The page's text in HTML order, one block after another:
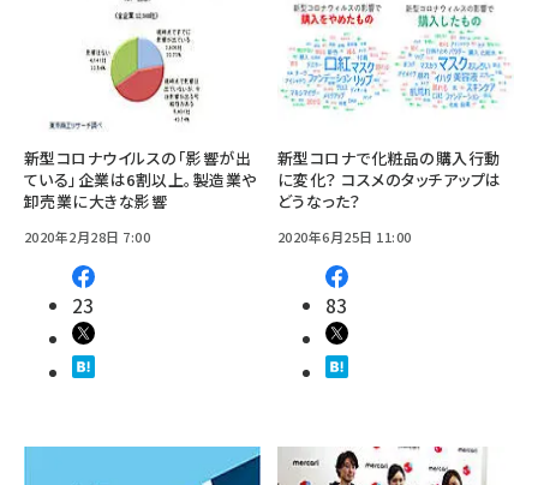
新型コロナウイルスの「影響が出
ている」企業は6割以上。製造業や
卸売業に大きな影響
2020年2月28日 7:00
23
新型コロナで化粧品の購入行動
に変化？ コスメのタッチアップは
どうなった？
2020年6月25日 11:00
83